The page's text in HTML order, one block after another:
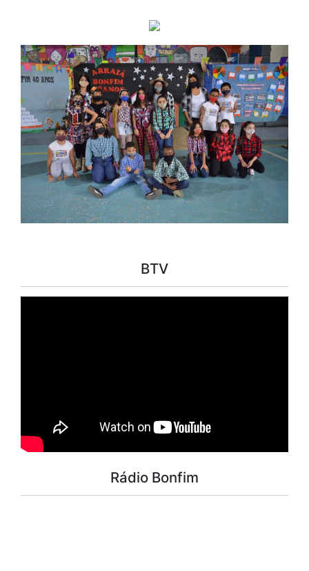
BTV
Rádio Bonfim